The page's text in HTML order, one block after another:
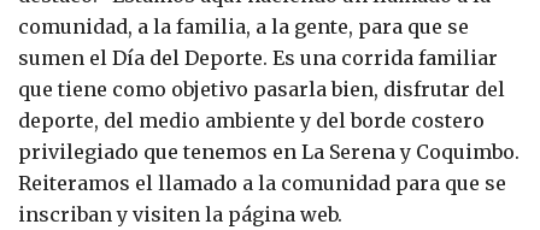
comunidad, a la familia, a la gente, para que se
sumen el Día del Deporte. Es una corrida familiar
que tiene como objetivo pasarla bien, disfrutar del
deporte, del medio ambiente y del borde costero
privilegiado que tenemos en La Serena y Coquimbo.
Reiteramos el llamado a la comunidad para que se
inscriban y visiten la página web.